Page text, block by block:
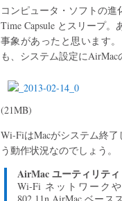
コンピュータ・ソフトの進
Time Capsule とスリープ
事象があったと思います
も、システム設定にAirMac
(21MB)
Wi-FiはMacがシステム終
う動作状況なのでしょう。
AirMac ユーティリテ
Wi-Fi ネットワークや